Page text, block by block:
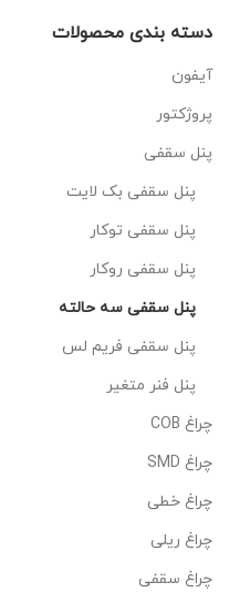
دسته بندی محصولات
آیفون
پروژکتور
پنل سقفی
پنل سقفی بک لایت
پنل سقفی توکار
پنل سقفی روکار
پنل سقفی سه حالته
پنل سقفی فریم لس
پنل فنر متغیر
چراغ COB
چراغ SMD
چراغ خطی
چراغ ریلی
چراغ سقفی